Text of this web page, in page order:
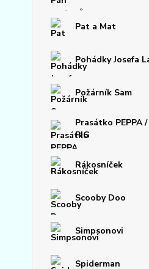
Pat a Mat
Pohádky Josefa
Požárník Sam
Prasátko PEPPA /
PIG
Rákosníček
Scooby Doo
Simpsonovi
Spiderman